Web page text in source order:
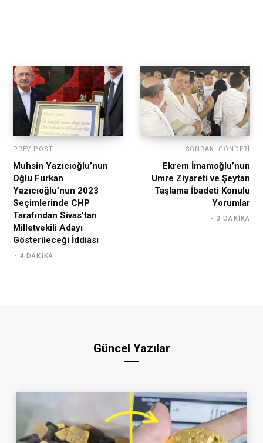
PREV POST
Muhsin Yazıcıoğlu’nun
Oğlu Furkan
Yazıcıoğlu’nun 2023
Seçimlerinde CHP
Tarafından Sivas’tan
Milletvekili Adayı
Gösterileceği İddiası
4 DAKIKA
SONRAKI GÖNDERI
Ekrem İmamoğlu’nun
Umre Ziyareti ve Şeytan
Taşlama İbadeti Konulu
Yorumlar
3 DAKIKA
Güncel Yazılar